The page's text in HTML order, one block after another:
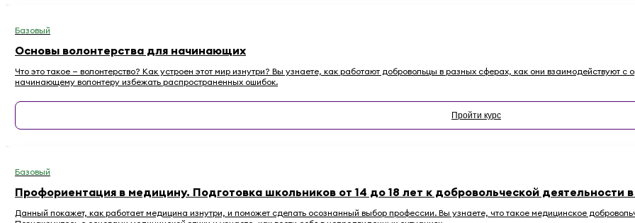
Базовый
Основы волонтерства для начинающих
Что это такое — волонтерство? Как устроен этот мир изнутри? Вы узнаете, как работают добровольцы в разных сферах, как они взаимодействуют
начинающему волонтеру избежать распространенных ошибок.
Пройти курс
Базовый
Профориентация в медицину. Подготовка школьников от 14 до 18 лет к добровольческой деятельности
Данный покажет, как работает медицина изнутри, и поможет сделать осознанный выбор профессии. Вы узнаете, что такое медицинское